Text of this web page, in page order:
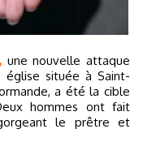
une nouvelle attaque
église située à Saint-
a été la cible
hommes ont fait
le prêtre et